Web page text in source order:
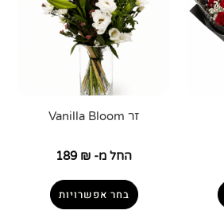
זר Vanilla Bloom
החל מ- 189 ₪
בחר אפשרויות